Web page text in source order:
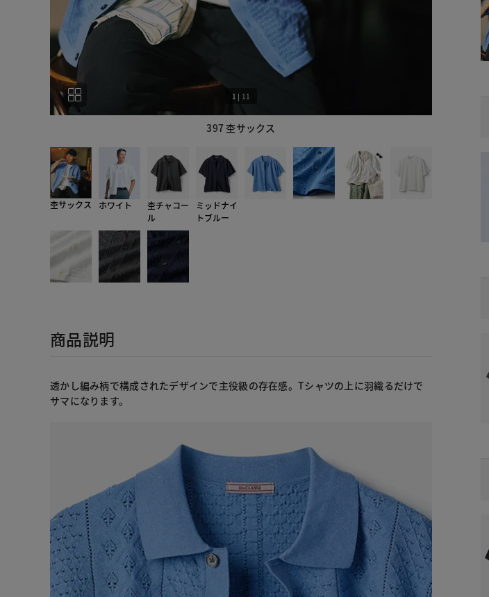
397 杢サックス
1 | 11
杢サックス ホワイト
杢チャコー
ル
ミッドナイ
トブルー
商品説明
透かし編み柄で構成されたデザインで主役級の存在感。Tシャツの上に羽織るだけで
サマになります。